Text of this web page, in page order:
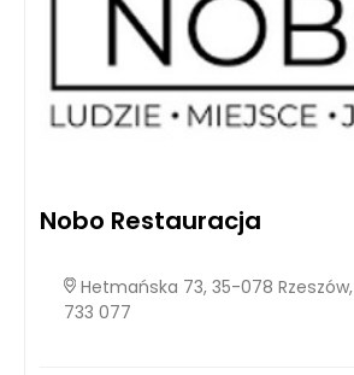
Nobo Restauracja
Hetmańska 73, 35-078 Rzeszów,
733 077